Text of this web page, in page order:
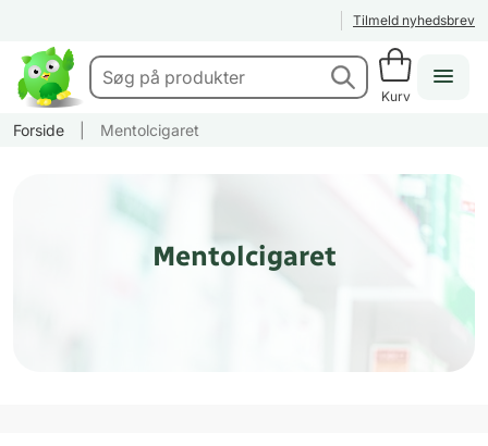
Tilmeld nyhedsbrev
Kurv
Forside Mentolcigaret
Mentolcigaret